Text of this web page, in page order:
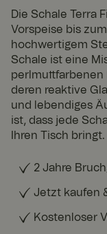
Die Schale Terra
Vorspeise bis
hochwertigem
Schale ist eine
perlmuttfarbenen
deren reaktive
und lebendiges
ist, dass jede
Ihren Tisch bringt.
2 Jahre
Jetzt kaufen
Kostenloser